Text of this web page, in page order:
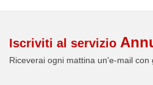
Iscriviti al servizio
Riceverai ogni mattina un'e-mail